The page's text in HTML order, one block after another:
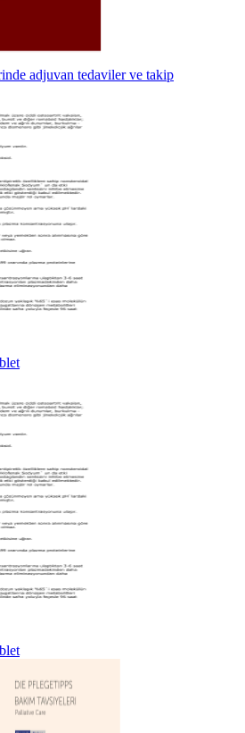
adjuvan tedaviler ve takip